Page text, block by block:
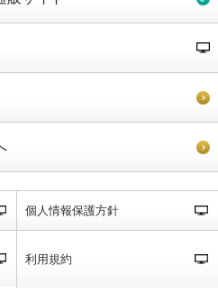
個人情報保護方針
利用規約